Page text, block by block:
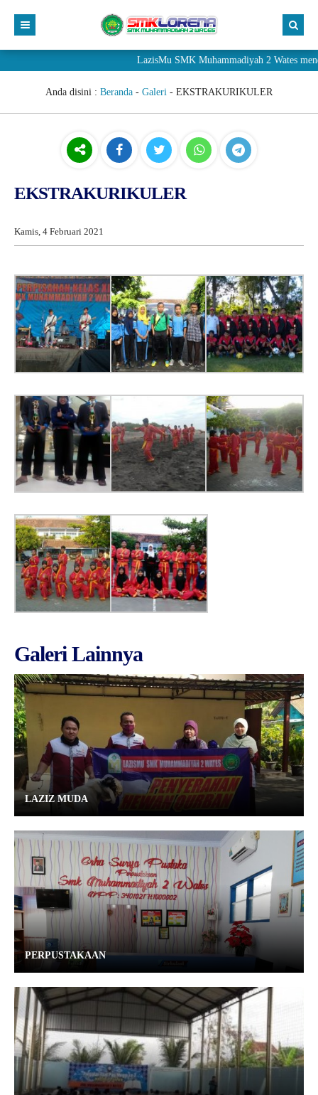
LazisMu SMK Muhammadiyah 2 Wates
Anda disini : Beranda - Galeri - EKSTRAKURIKULER
EKSTRAKURIKULER
Kamis, 4 Februari 2021
Galeri Lainnya
LAZIZ MUDA
PERPUSTAKAAN